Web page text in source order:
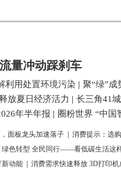
量冲动踩刹车
利用处置环境污染 | 聚“绿”成
放夏日经济活力 | 长三角41
年半年报 | 圈粉世界 “中国
面板龙头加速落子
消费提示：选
绿色转型 全民同行——看低碳生活这
新动能
消费需求快速释放 3D打印